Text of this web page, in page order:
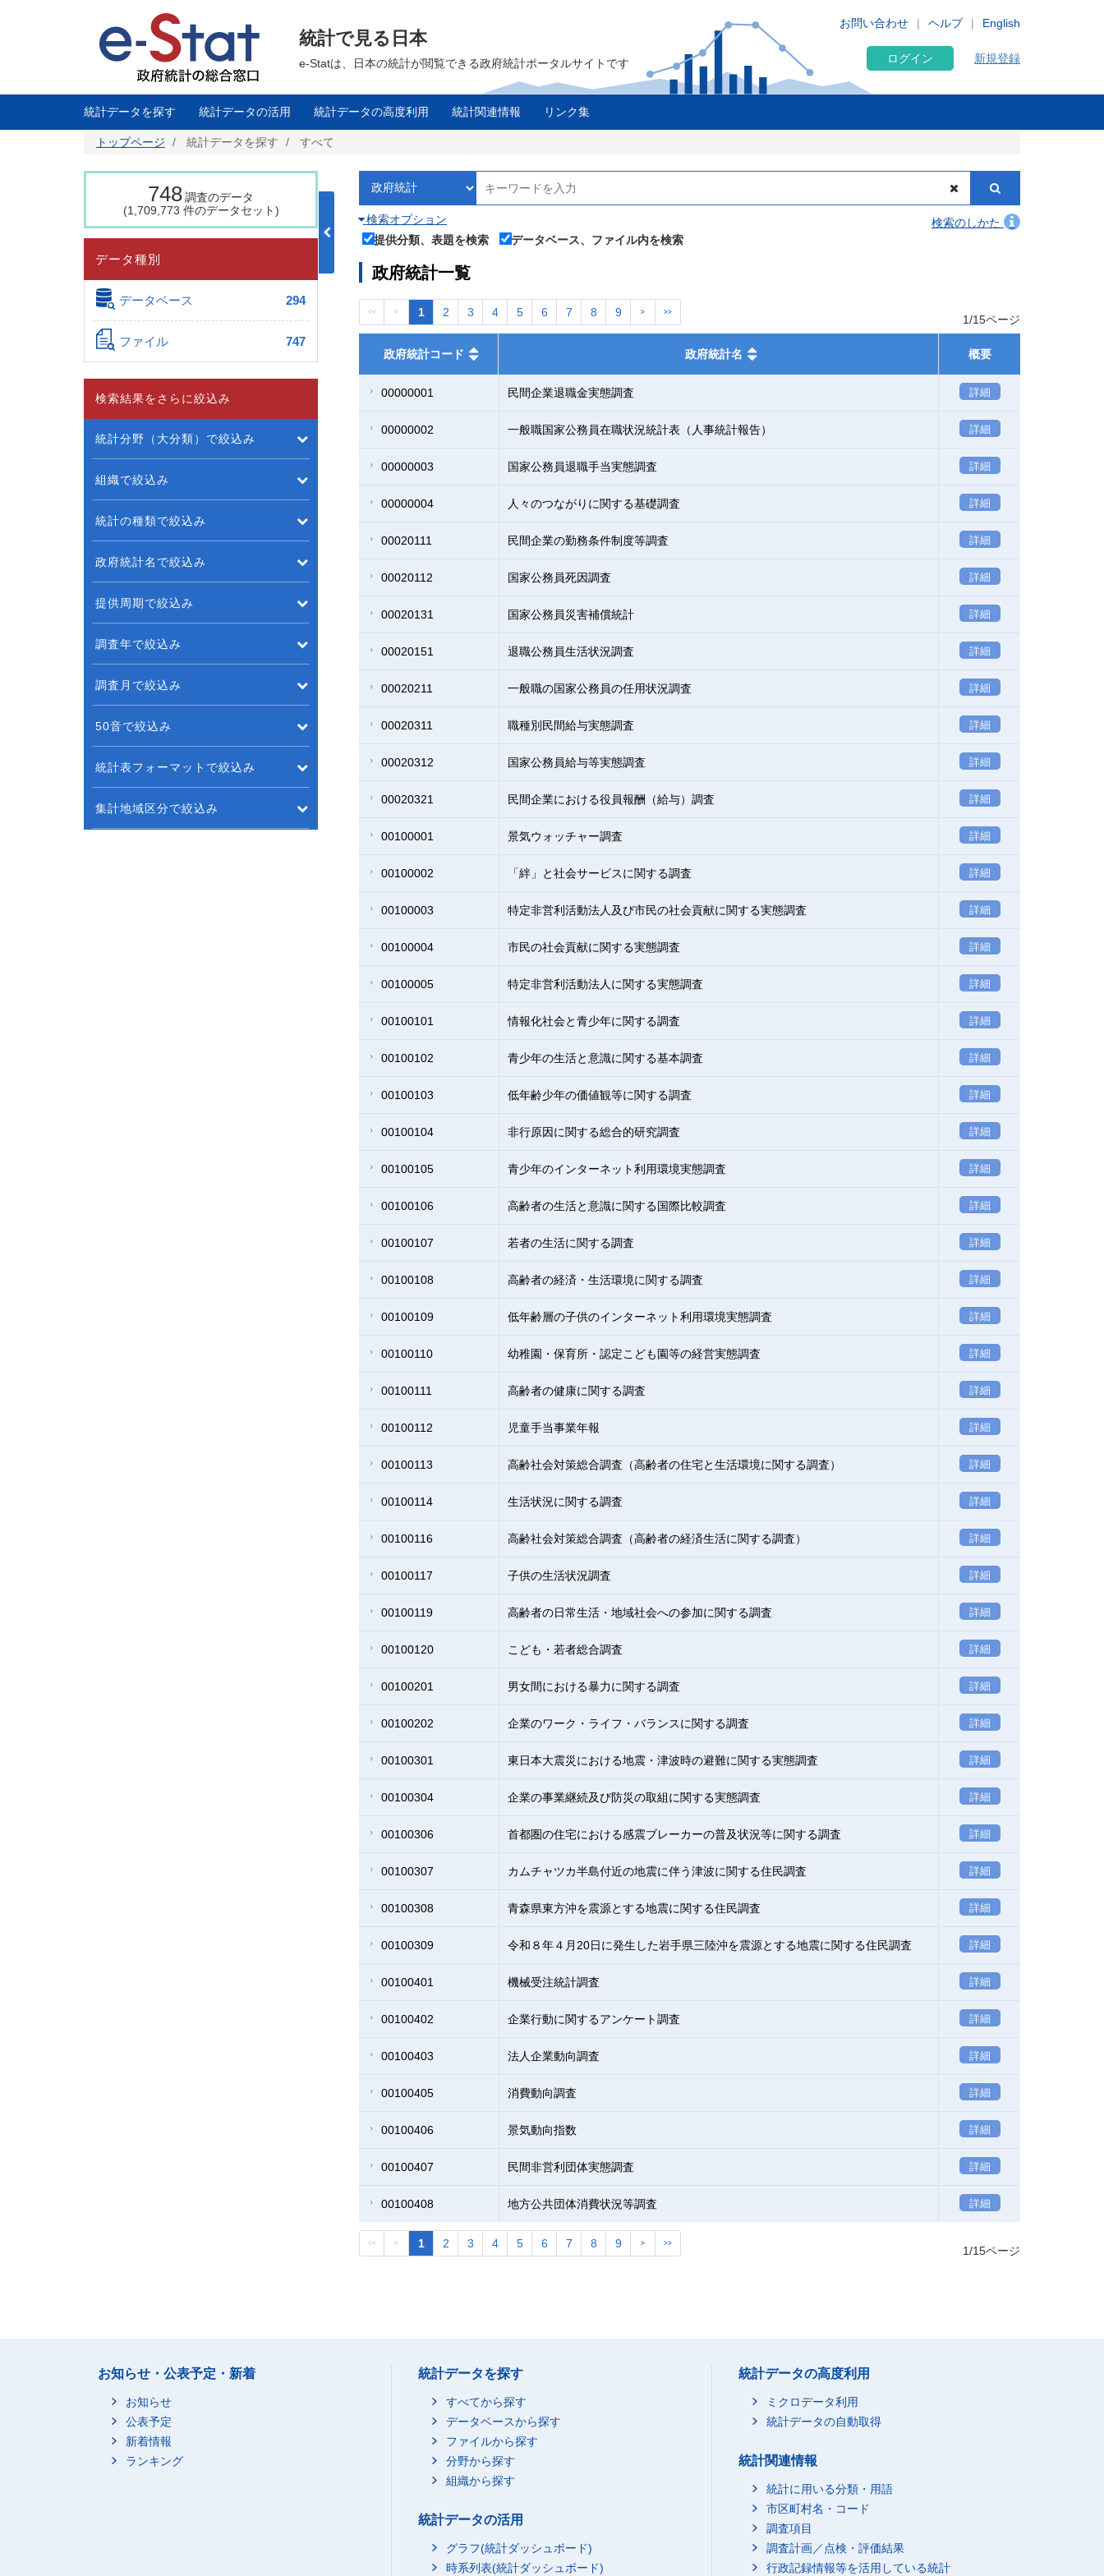
に
English
お問い合わせ ヘルプ
統計で見る日本
e-Statは、日本の統計が閲覧できる政府統計ポータルサイトです ログイン 新規登録
統計データを探す 統計データの活用 統計データの高度利用 統計関連情報 リンク集
トップページ 統計データを探す すべて
748調査のデータ
(1,709,773 件のデータセット)
データ種別
データベース 294
ファイル 747
検索オプション
検索のしかた
提供分類、表題を検索
データベース、ファイル内を検索
政府統計一覧
<< < 1 2 3 4 5 6 7 8 9 > >>
1/15ページ
政府統計コード 政府統計名 概要
00000001 民間企業退職金実態調査 詳細
00000002 一般職国家公務員在職状況統計表（人事統計報告） 詳細
00000003 国家公務員退職手当実態調査 詳細
00000004 人々のつながりに関する基礎調査 詳細
00020111 民間企業の勤務条件制度等調査 詳細
00020112 国家公務員死因調査 詳細
00020131 国家公務員災害補償統計 詳細
00020151 退職公務員生活状況調査 詳細
00020211 一般職の国家公務員の任用状況調査 詳細
00020311 職種別民間給与実態調査 詳細
00020312 国家公務員給与等実態調査 詳細
00020321 民間企業における役員報酬（給与）調査 詳細
00100001 景気ウォッチャー調査 詳細
00100002 「絆」と社会サービスに関する調査 詳細
00100003 特定非営利活動法人及び市民の社会貢献に関する実態調査 詳細
00100004 市民の社会貢献に関する実態調査 詳細
00100005 特定非営利活動法人に関する実態調査 詳細
00100101 情報化社会と青少年に関する調査 詳細
00100102 青少年の生活と意識に関する基本調査 詳細
00100103 低年齢少年の価値観等に関する調査 詳細
00100104 非行原因に関する総合的研究調査 詳細
00100105 青少年のインターネット利用環境実態調査 詳細
00100106 高齢者の生活と意識に関する国際比較調査 詳細
00100107 若者の生活に関する調査 詳細
00100108 高齢者の経済・生活環境に関する調査 詳細
00100109 低年齢層の子供のインターネット利用環境実態調査 詳細
00100110 幼稚園・保育所・認定こども園等の経営実態調査 詳細
00100111 高齢者の健康に関する調査 詳細
00100112 児童手当事業年報 詳細
00100113 高齢社会対策総合調査（高齢者の住宅と生活環境に関する調査） 詳細
00100114 生活状況に関する調査 詳細
00100116 高齢社会対策総合調査（高齢者の経済生活に関する調査） 詳細
00100117 子供の生活状況調査 詳細
00100119 高齢者の日常生活・地域社会への参加に関する調査 詳細
00100120 こども・若者総合調査 詳細
00100201 男女間における暴力に関する調査 詳細
00100202 企業のワーク・ライフ・バランスに関する調査 詳細
00100301 東日本大震災における地震・津波時の避難に関する実態調査 詳細
00100304 企業の事業継続及び防災の取組に関する実態調査 詳細
00100306 首都圏の住宅における感震ブレーカーの普及状況等に関する調査 詳細
00100307 カムチャツカ半島付近の地震に伴う津波に関する住民調査 詳細
00100308 青森県東方沖を震源とする地震に関する住民調査 詳細
00100309 令和８年４月20日に発生した岩手県三陸沖を震源とする地震に関する住民調査 詳細
00100401 機械受注統計調査 詳細
00100402 企業行動に関するアンケート調査 詳細
00100403 法人企業動向調査 詳細
00100405 消費動向調査 詳細
00100406 景気動向指数 詳細
00100407 民間非営利団体実態調査 詳細
00100408 地方公共団体消費状況等調査 詳細
<< < 1 2 3 4 5 6 7 8 9 > >>
1/15ページ
検索結果をさらに絞込み
統計分野（大分類）で絞込み
組織で絞込み
統計の種類で絞込み
政府統計名で絞込み
提供周期で絞込み
調査年で絞込み
調査月で絞込み
50音で絞込み
統計表フォーマットで絞込み
集計地域区分で絞込み
お知らせ・公表予定・新着
お知らせ
公表予定
新着情報
ランキング
統計データを探す
すべてから探す
データベースから探す
ファイルから探す
分野から探す
組織から探す
統計データの活用
グラフ(統計ダッシュボード)
時系列表(統計ダッシュボード)
統計データの高度利用
ミクロデータ利用
統計データの自動取得
統計関連情報
統計に用いる分類・用語
市区町村名・コード
調査項目
調査計画／点検・評価結果
行政記録情報等を活用している統計